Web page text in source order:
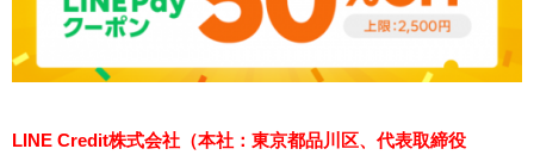
LINE Credit株式会社（本社：東京都品川区、代表取締役